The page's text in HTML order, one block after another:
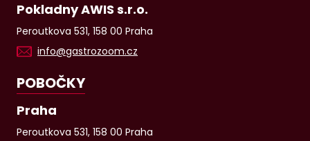
Pokladny AWIS s.r.o.
Peroutkova 531, 158 00 Praha
info@gastrozoom.cz
POBOČKY
Praha
Peroutkova 531, 158 00 Praha